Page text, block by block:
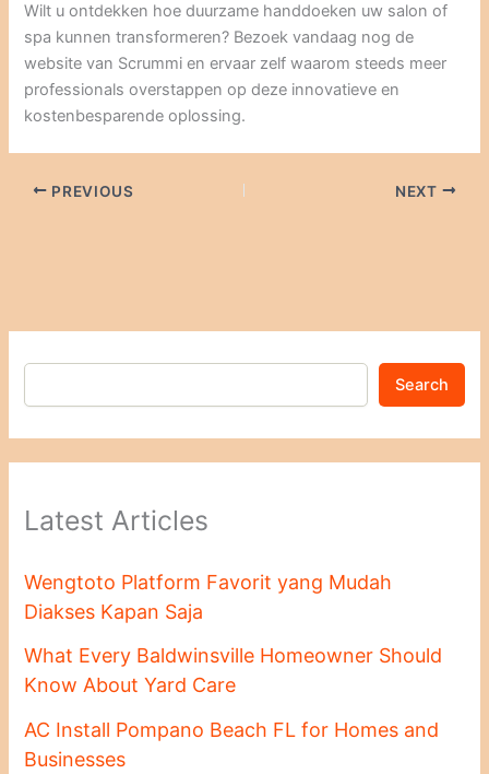
Wilt u ontdekken hoe duurzame handdoeken uw salon of
spa kunnen transformeren? Bezoek vandaag nog de
website van Scrummi en ervaar zelf waarom steeds meer
professionals overstappen op deze innovatieve en
kostenbesparende oplossing.
PREVIOUS NEXT
Search
Latest Articles
Wengtoto Platform Favorit yang Mudah
Diakses Kapan Saja
What Every Baldwinsville Homeowner Should
Know About Yard Care
AC Install Pompano Beach FL for Homes and
Businesses